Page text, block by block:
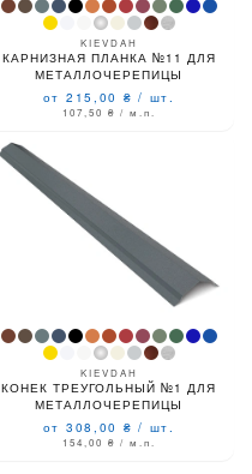
KIEVDAH
КАРНИЗНАЯ ПЛАНКА №11 ДЛЯ
МЕТАЛЛОЧЕРЕПИЦЫ
от 215,00 ₴ / шт.
107,50 ₴ / м.п.
KIEVDAH
КОНЕК ТРЕУГОЛЬНЫЙ №1 ДЛЯ
МЕТАЛЛОЧЕРЕПИЦЫ
от 308,00 ₴ / шт.
154,00 ₴ / м.п.